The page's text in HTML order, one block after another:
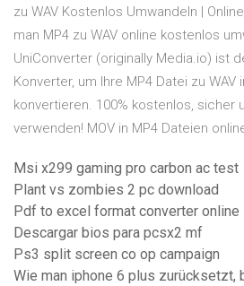
zu WAV Kostenlos Umwandeln |
man MP4 zu WAV online kostenlos
UniConverter (originally Media.io) ist
Konverter, um Ihre MP4 Datei zu WAV
konvertieren. 100% kostenlos, sicher
verwenden! MOV in MP4 Dateien
Msi x299 gaming pro carbon ac test
Plant vs zombies 2 pc download
Pdf to excel format converter online
Descargar bios para pcsx2 mf
Ps3 split screen co op campaign
Wie man iphone 6 plus zurücksetzt,